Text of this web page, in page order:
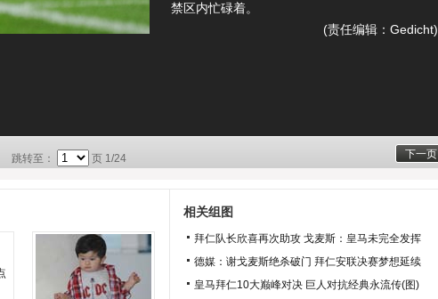
禁区内忙碌着。
(责任编辑：Gedicht)
下一页
跳转至： 页 1/24
相关组图
拜仁队长欣喜再次助攻 戈麦斯：皇马未完全发挥
德媒：谢戈麦斯绝杀破门 拜仁安联决赛梦想延续
皇马拜仁10大巅峰对决 巨人对抗经典永流传(图)